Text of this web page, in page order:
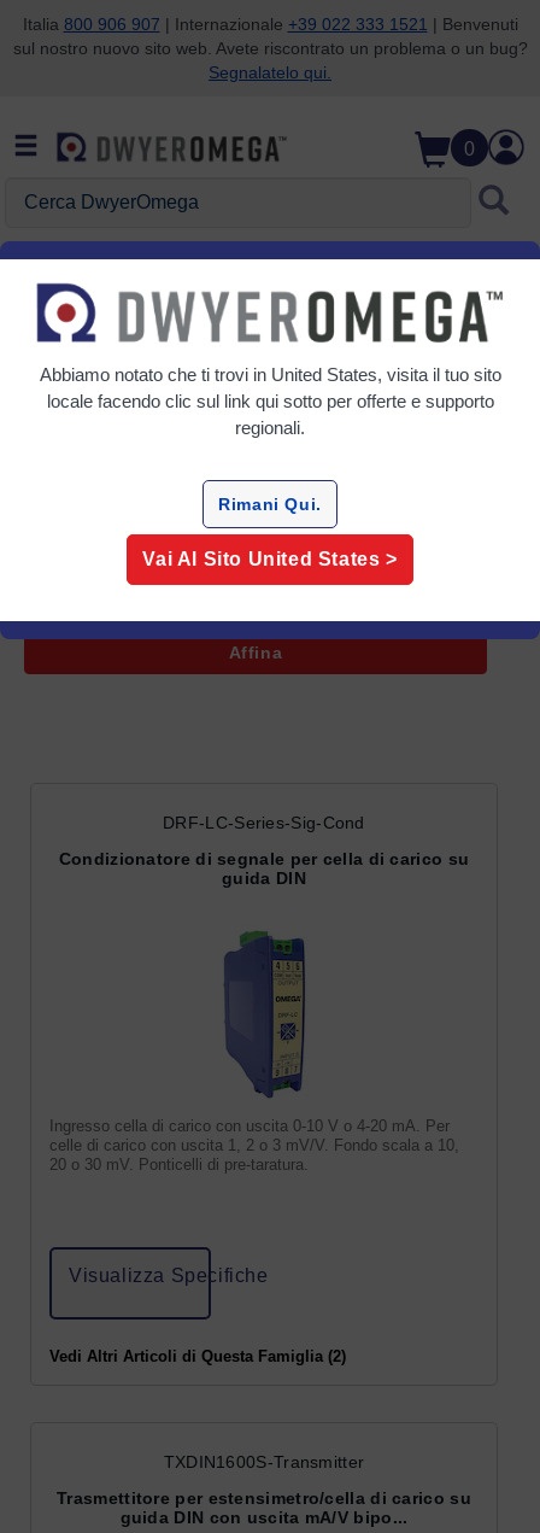
Salta alla ricerca
Salta al contenuto principale
Salta alla navigazione
Italia 800 906 907 | Internazionale +39 022 333 1521 | Benvenuti
sul nostro nuovo sito web. Avete riscontrato un problema o un bug?
Segnalatelo qui.
0
Home Load Cell Amplifiers and Signal Conditioners
Load Cell Amplifiers and
Signal Conditioners
Affina
DRF-LC-Series-Sig-Cond
Condizionatore di segnale per cella di carico su
guida DIN
Ingresso cella di carico con uscita 0-10 V o 4-20 mA. Per
celle di carico con uscita 1, 2 o 3 mV/V. Fondo scala a 10,
20 o 30 mV. Ponticelli di pre-taratura.
Visualizza Specifiche
Vedi Altri Articoli di Questa Famiglia (2)
TXDIN1600S-Transmitter
Trasmettitore per estensimetro/cella di carico su
guida DIN con uscita mA/V bipo...
Abbiamo notato che ti trovi in United States, visita il tuo sito
locale facendo clic sul link qui sotto per offerte e supporto
regionali.
Rimani Qui.
Vai Al Sito United States >